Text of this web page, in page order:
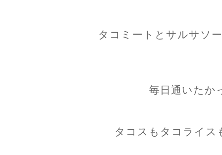
タコミートとサルサソ
毎日通いたか
タコスもタコライス